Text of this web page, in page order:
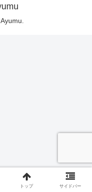
トップ サイドバー